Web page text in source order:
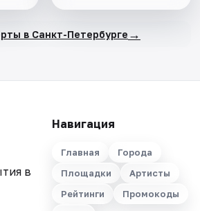
в Санкт-Петербурге →
в
Навигация
Главная
Города
Площадки
Артисты
Рейтинги
Промокоды